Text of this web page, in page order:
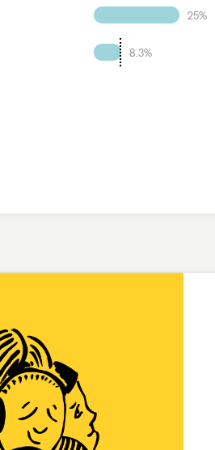
25%
8.3%